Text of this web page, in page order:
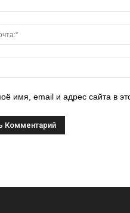
имя, email и адрес сайта в